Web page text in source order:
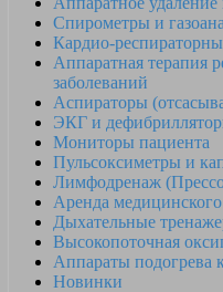
Спирометры и
Кардио-
Аппаратная терапия
заболеваний
Аспираторы
ЭКГ и
Мониторы пациента
Пульсоксиметры и
Лимфодренаж
Аренда
Дыхательные
Высокопоточная
Аппараты подогрева
Новинки